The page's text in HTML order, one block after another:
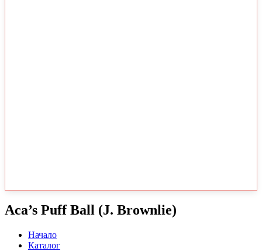
Aca’s Puff Ball (J. Brownlie)
Начало
Каталог